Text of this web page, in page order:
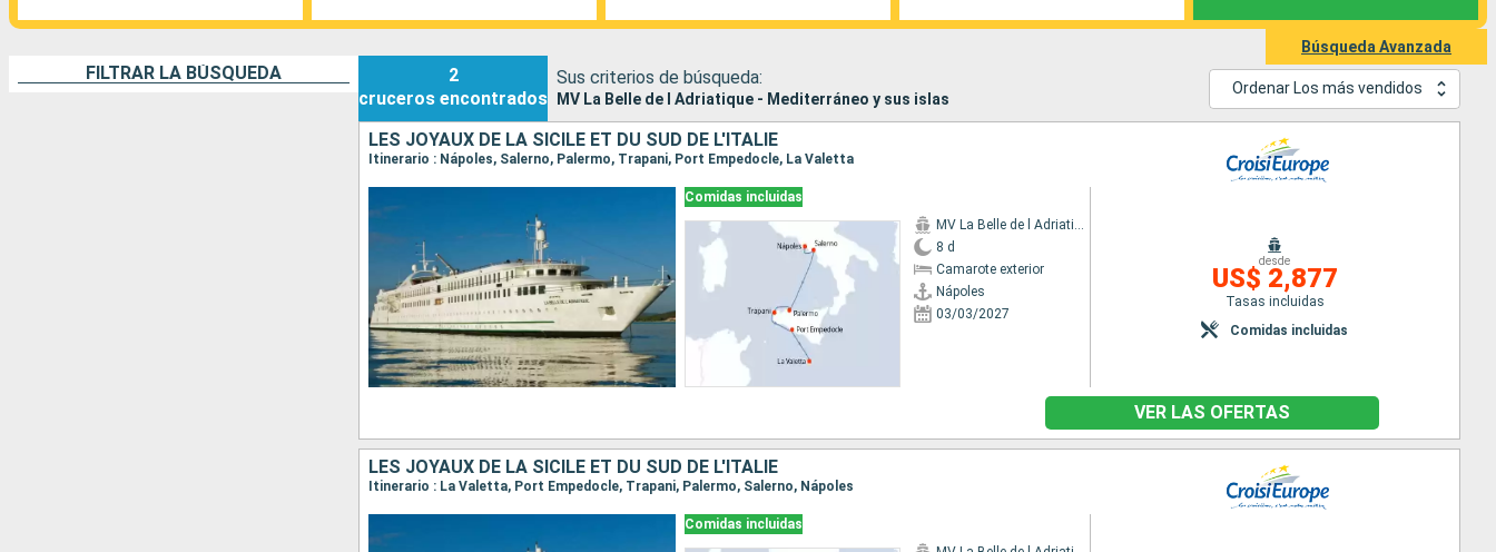
Búsqueda Avanzada
FILTRAR LA BÚSQUEDA
2
cruceros encontrados
Sus criterios de búsqueda:
MV La Belle de l Adriatique - Mediterráneo y sus islas
Ordenar Los más vendidos
LES JOYAUX DE LA SICILE ET DU SUD DE L'ITALIE
Itinerario : Nápoles, Salerno, Palermo, Trapani, Port Empedocle, La Valetta
Comidas incluidas
MV La Belle de l Adriatique
8 d
Camarote exterior
Nápoles
03/03/2027
desde
US$ 2,877
Tasas incluidas
Comidas incluidas
VER LAS OFERTAS
LES JOYAUX DE LA SICILE ET DU SUD DE L'ITALIE
Itinerario : La Valetta, Port Empedocle, Trapani, Palermo, Salerno, Nápoles
Comidas incluidas